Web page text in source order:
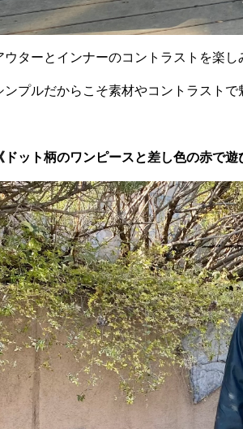
ウターとインナーのコントラストを楽
ンプルだからこそ素材やコントラストで
《ドット柄のワンピースと差し色の赤で